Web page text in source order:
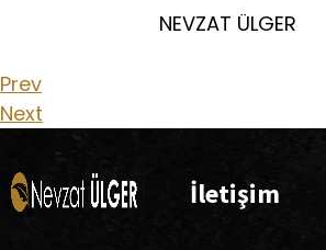
NEVZAT ÜLGER
Prev
Next
İletişim